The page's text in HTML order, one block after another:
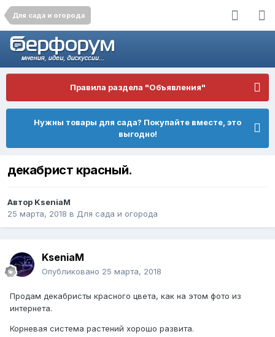
Для сада и огорода
Правила раздела "Объявления"
Нужны товары для сада? Покупайте вместе, это
выгодно!
декабрист красный.
Автор KseniaM
25 марта, 2018 в Для сада и огорода
KseniaM
Опубликовано 25 марта, 2018
Продам декабристы красного цвета, как на этом фото из
интернета.
Корневая система растений хорошо развита.